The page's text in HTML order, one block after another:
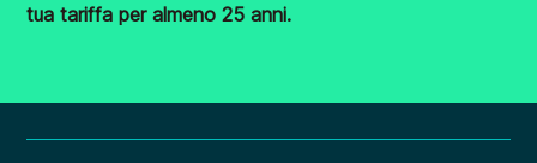
tua tariffa per almeno 25 anni.